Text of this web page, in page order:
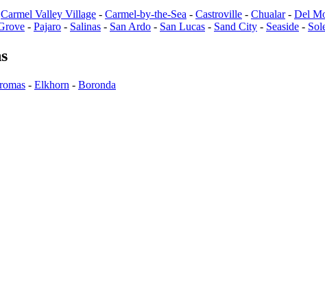
Carmel Valley Village - Carmel-by-the-Sea - Castroville - Chualar- Del
- Pajaro - Salinas - San Ardo - San Lucas - Sand City - Seaside -
- Elkhorn - Boronda